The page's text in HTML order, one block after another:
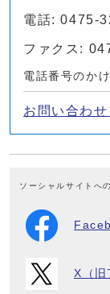
電話: 0475-
ファクス:
電話番号のか
お問い合わせ
ソーシャルサイトへ
X（